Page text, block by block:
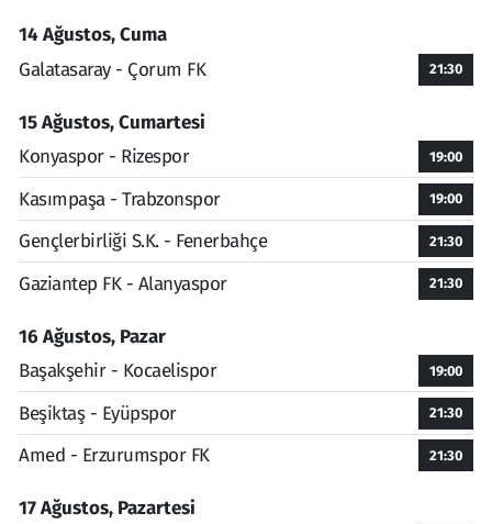
14 Ağustos, Cuma
Galatasaray - Çorum FK
21:30
15 Ağustos, Cumartesi
Konyaspor - Rizespor
19:00
Kasımpaşa - Trabzonspor 19:00
Gençlerbirliği S.K. - Fenerbahçe 21:30
Gaziantep FK - Alanyaspor 21:30
16 Ağustos, Pazar
Başakşehir - Kocaelispor
19:00
Beşiktaş - Eyüpspor 21:30
Amed - Erzurumspor FK 21:30
17 Ağustos, Pazartesi